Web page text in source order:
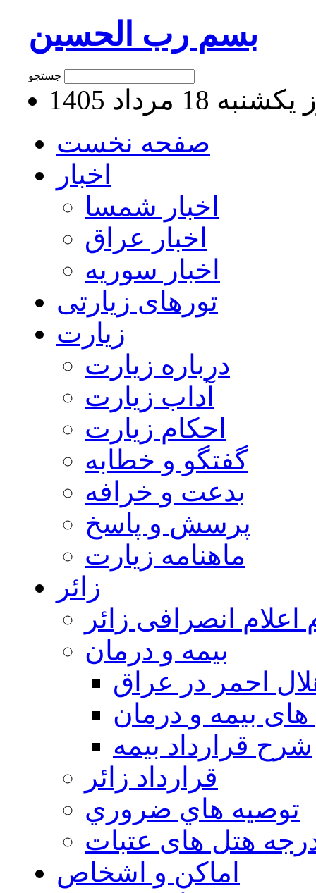
بسم رب الحسین
18 مرداد 1405
صفحه نخست
اخبار
اخبار شمسا
اخبار عراق
اخبار سوریه
تورهای زیارتی
زیارت
درباره زیارت
آداب زیارت
احکام زیارت
گفتگو و خطابه
بدعت و خرافه
پرسش و پاسخ
ماهنامه زیارت
زائر
اعلام انصرافی زائر
بيمه و درمان
احمر در عراق
بیمه و درمان
شرح قرارداد بیمه
قرارداد زائر
توصيه هاي ضروري
هتل های عتبات
اماکن و اشخاص